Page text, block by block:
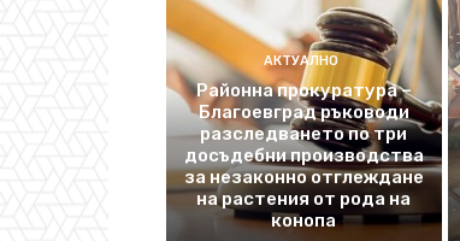
АКТУАЛНО
Районна прокуратура –
Благоевград ръководи
разследването по три
досъдебни производства
за незаконно отглеждане
на растения от рода на
конопа